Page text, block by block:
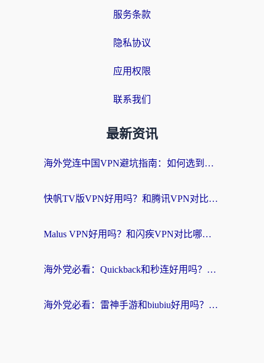
服务条款
隐私协议
应用权限
联系我们
最新资讯
海外党连中国VPN避坑指南：如何选到真正能无缝刷国内资源的加速器？
快帆TV版VPN好用吗？和腾讯VPN对比哪个回国效果更好？海外党必看的真实体验指南
Malus VPN好用吗？和闪疾VPN对比哪个回国效果更好？海外华人的实用避坑指南
海外党必看：Quickback和秒连好用吗？3步选对回国加速器，无缝刷国内资源
海外党必看：雷神手游和biubiu好用吗？3招选对回国加速器无缝刷国内资源